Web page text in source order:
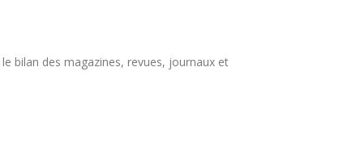
bilan des magazines, revues, journaux et